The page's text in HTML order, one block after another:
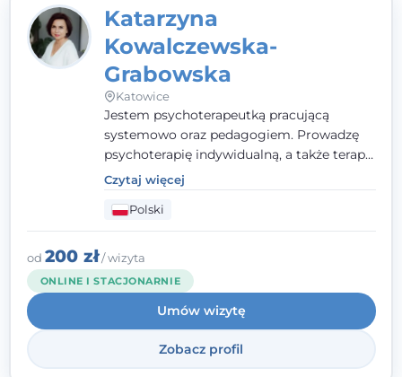
Katarzyna
Kowalczewska-
Grabowska
Katowice
Jestem psychoterapeutką pracującą
systemowo oraz pedagogiem. Prowadzę
psychoterapię indywidualną, a także terapię
par, małżeństw i rodzin. Patrzę na
człowieka całościowo - w kontekście jego
relacji z rodziną, pracą i otoczeniem - i
opieram współpracę na Twoich mocnych
stronach.
Czytaj więcej
Polski
od 200 zł/ wizyta
ONLINE I STACJONARNIE
Umów wizytę
Zobacz profil